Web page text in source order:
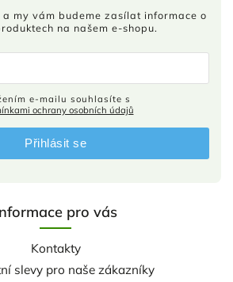
pro vás
Kontakty
slevy pro naše zákazníky
my vám budeme zasílat informace o
na našem e-shopu.
ochrany osobních údajů
Přihlásit se